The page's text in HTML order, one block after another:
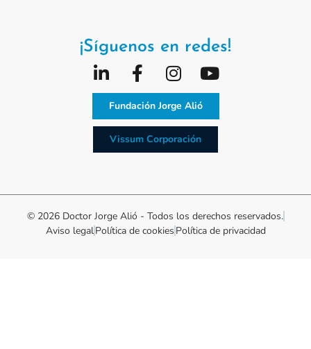
¡Síguenos en redes!
Fundación Jorge Alió
Vissum Corporación
© 2026 Doctor Jorge Alió - Todos los derechos reservados.
Aviso legalPolítica de cookies Política de privacidad